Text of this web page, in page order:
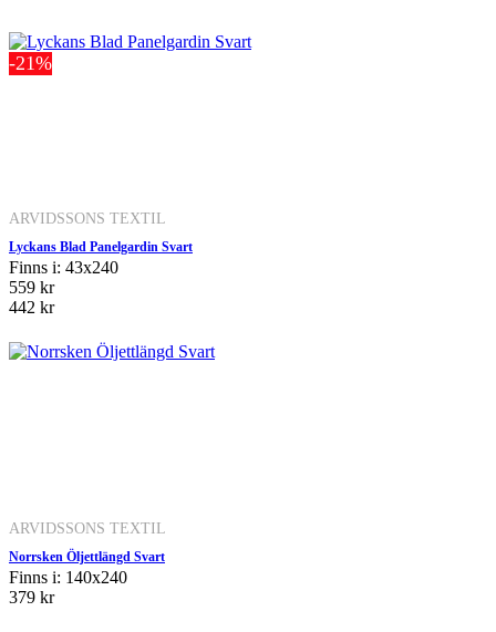
-21%
ARVIDSSONS TEXTIL
Lyckans Blad Panelgardin Svart
Finns i: 43x240
559 kr
442 kr
ARVIDSSONS TEXTIL
Norrsken Öljettlängd Svart
Finns i: 140x240
379 kr